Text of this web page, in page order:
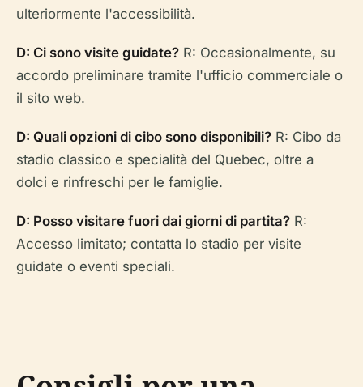
ulteriormente l'accessibilità.
D: Ci sono visite guidate? R: Occasionalmente, su
accordo preliminare tramite l'ufficio commerciale o
il sito web.
D: Quali opzioni di cibo sono disponibili? R: Cibo da
stadio classico e specialità del Quebec, oltre a
dolci e rinfreschi per le famiglie.
D: Posso visitare fuori dai giorni di partita? R:
Accesso limitato; contatta lo stadio per visite
guidate o eventi speciali.